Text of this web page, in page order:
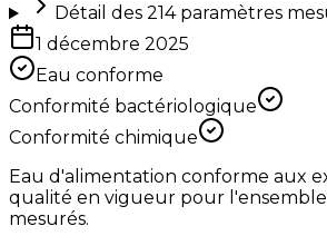
Détail des 214paramètres
1 décembre 2025
Eau conforme
Conformité bactériologique
Conformité chimique
Eau d'alimentation conforme aux
qualité en vigueur pour
mesurés.